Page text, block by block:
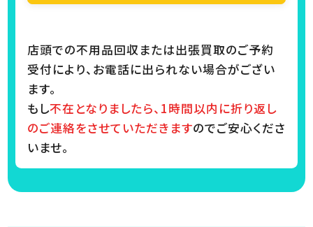
店頭での不用品回収または出張買取のご予約
受付により、お電話に出られない場合がござい
ます。
もし不在となりましたら、1時間以内に折り返し
のご連絡をさせていただきますのでご安心くださ
いませ。